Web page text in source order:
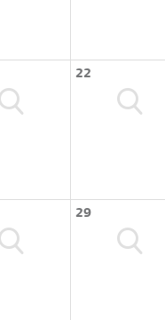
22
29